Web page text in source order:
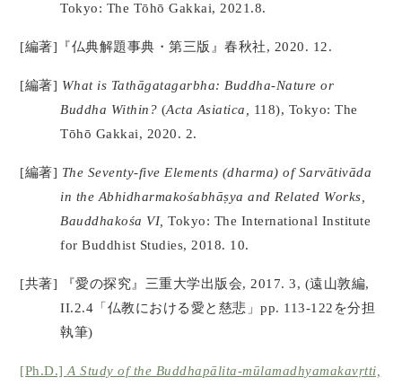
Tokyo: The Tōhō Gakkai, 2021.8.
[編著]『仏典解題事典・第三版』春秋社, 2020. 12.
[編著] What is Tathāgatagarbha: Buddha-Nature or
Buddha Within? (Acta Asiatica, 118), Tokyo: The
Tōhō Gakkai, 2020. 2.
[編著] The Seventy-five Elements (dharma) of Sarvātivāda
in the Abhidharmakośabhāṣya and Related Works,
Bauddhakośa VI,Tokyo: The International Institute
for Buddhist Studies, 2018. 10.
[共著] 『愛の探究』三重大学出版会, 2017. 3, (遠山敦編,
II.2.4「仏教における愛と慈悲」pp. 113-122を分担
執筆)
[Ph.D.]A Study of the Buddhapālita-mūlamadhyamakavṛtti,